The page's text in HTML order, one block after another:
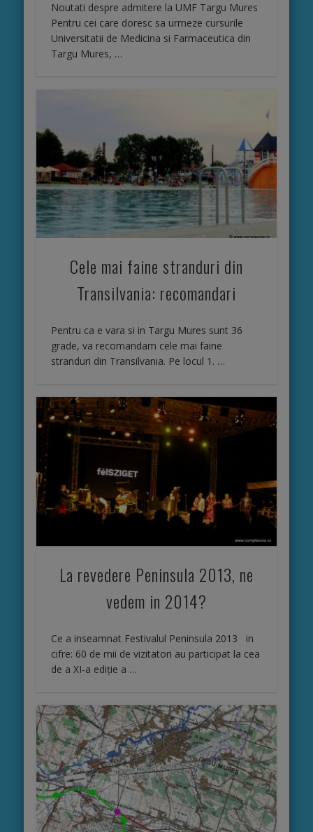
Noutati despre admitere la UMF Targu Mures
Pentru cei care doresc sa urmeze cursurile
Universitatii de Medicina si Farmaceutica din
Targu Mures, …
Cele mai faine stranduri din
Transilvania: recomandari
Pentru ca e vara si in Targu Mures sunt 36
grade, va recomandam cele mai faine
stranduri din Transilvania. Pe locul 1. …
La revedere Peninsula 2013, ne
vedem in 2014?
Ce a inseamnat Festivalul Peninsula 2013 in
cifre: 60 de mii de vizitatori au participat la cea
de a XI-a ediţie a …